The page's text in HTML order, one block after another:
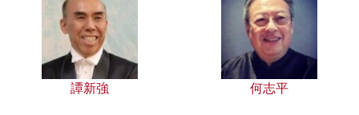
譚新強 何志平